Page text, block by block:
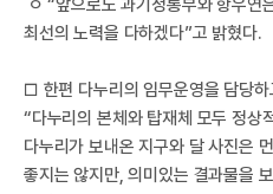
ㅇ “앞으로도 과기정통부와 항우연
최선의 노력을 다하겠다”고 밝혔다.
□ 한편 다누리의 임무운영을 담당
“다누리의 본체와 탑재체 모두 정상
다누리가 보내온 지구와 달 사진은
좋지는 않지만, 의미있는 결과물을